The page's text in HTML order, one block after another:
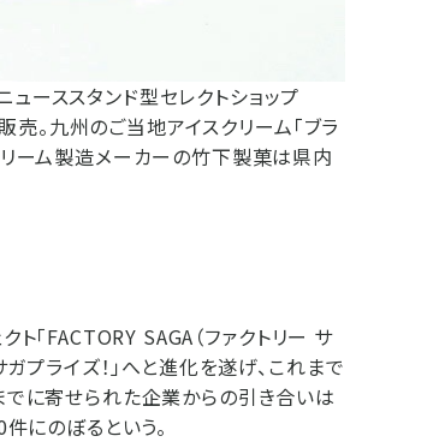
ーススタンド型セレクトショップ
売。九州のご当地アイスクリーム「ブラ
リーム製造メーカーの竹下製菓は県内
「FACTORY SAGA（ファクトリー サ
プライズ！」へと進化を遂げ、これまで
でに寄せられた企業からの引き合いは
にのぼるという。